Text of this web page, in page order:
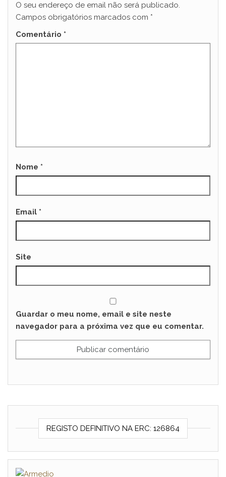
O seu endereço de email não será publicado.
Campos obrigatórios marcados com *
Comentário *
Nome *
Email *
Site
Guardar o meu nome, email e site neste
navegador para a próxima vez que eu comentar.
REGISTO DEFINITIVO NA ERC: 126864